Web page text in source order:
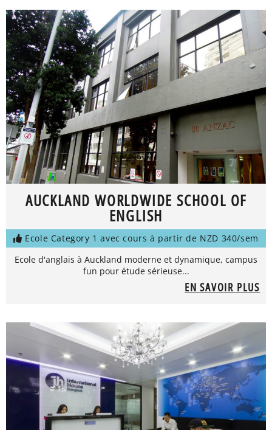
AUCKLAND WORLDWIDE SCHOOL OF
ENGLISH
Ecole Category 1 avec cours à partir de NZD 340/sem
Ecole d'anglais à Auckland moderne et dynamique, campus
fun pour étude sérieuse...
EN SAVOIR PLUS